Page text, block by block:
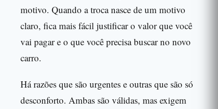
motivo. Quando a troca nasce de um motivo
claro, fica mais fácil justificar o valor que você
vai pagar e o que você precisa buscar no novo
carro.
Há razões que são urgentes e outras que são só
desconforto. Ambas são válidas, mas exigem